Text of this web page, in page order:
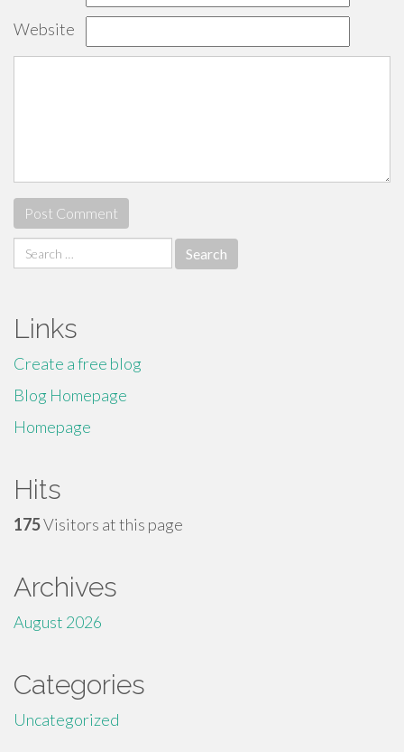
Website
Search
for:
Links
Create a free blog
Blog Homepage
Homepage
Hits
175Visitors at this page
Archives
August 2026
Categories
Uncategorized